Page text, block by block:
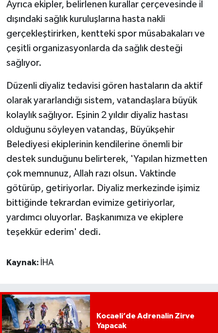
Ayrıca ekipler, belirlenen kurallar çerçevesinde il
dışındaki sağlık kuruluşlarına hasta nakli
gerçekleştirirken, kentteki spor müsabakaları ve
çeşitli organizasyonlarda da sağlık desteği
sağlıyor.
Düzenli diyaliz tedavisi gören hastaların da aktif
olarak yararlandığı sistem, vatandaşlara büyük
kolaylık sağlıyor. Eşinin 2 yıldır diyaliz hastası
olduğunu söyleyen vatandaş, Büyükşehir
Belediyesi ekiplerinin kendilerine önemli bir
destek sunduğunu belirterek, 'Yapılan hizmetten
çok memnunuz, Allah razı olsun. Vaktinde
götürüp, getiriyorlar. Diyaliz merkezinde işimiz
bittiğinde tekrardan evimize getiriyorlar,
yardımcı oluyorlar. Başkanımıza ve ekiplere
teşekkür ederim' dedi.
Kaynak: İHA
Kocaeli’de Adrenalin Zirve
Yapacak